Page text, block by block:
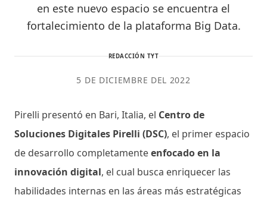
en este nuevo espacio se encuentra el
fortalecimiento de la plataforma Big Data.
REDACCIÓN TYT
5 DE DICIEMBRE DEL 2022
Pirelli presentó en Bari, Italia, el Centro de
Soluciones Digitales Pirelli (DSC), el primer espacio
de desarrollo completamenteenfocado en la
innovación digital, el cual busca enriquecer las
habilidades internas en las áreas más estratégicas